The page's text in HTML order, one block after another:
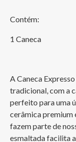
Contém:
1 Caneca
A Caneca
tradicional, com a
perfeito para uma
cerâmica premium
fazem parte de
esmaltada facilita